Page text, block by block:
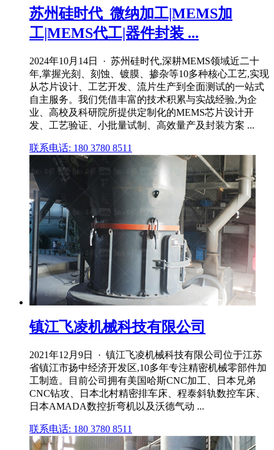
苏州硅时代_微纳加工|MEMS加
工|MEMS代工|器件封装 ...
2024年10月14日 · 苏州硅时代,深耕MEMS领域近二十
年,掌握光刻、刻蚀、镀膜、掺杂等10多种核心工艺,实现
从芯片设计、工艺开发、流片生产到全面测试的一站式
自主服务。我们凭借丰富的技术积累与实战经验,为企
业、高校及科研院所提供定制化的MEMS芯片设计开
发、工艺验证、小批量试制、高效量产及封装方案 ...
联系电话: 180 3780 8511
镇江飞凌机械科技有限公司
2021年12月9日 · 镇江飞凌机械科技有限公司位于江苏
省镇江市扬中经济开发区,10多年专注精密机械零部件加
工制造。目前公司拥有美国哈斯CNC加工、日本兄弟
CNC钻攻、日本北村精密排车床、程泰斜轨数控车床、
日本AMADA数控折弯机以及沃德气动 ...
联系电话: 180 3780 8511